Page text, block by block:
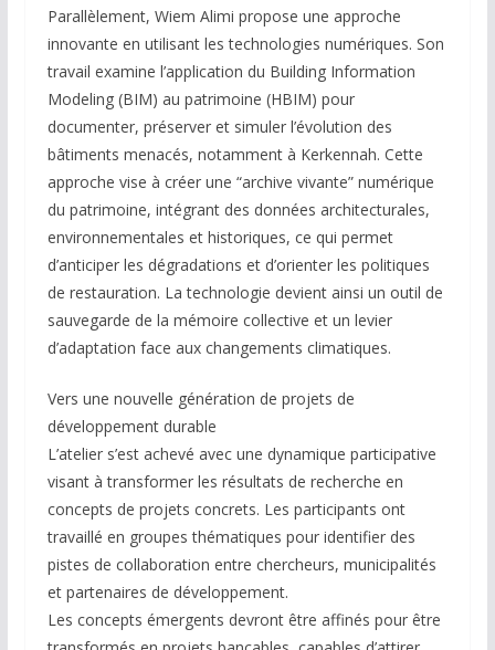
Parallèlement, Wiem Alimi propose une approche
innovante en utilisant les technologies numériques. Son
travail examine l’application du Building Information
Modeling (BIM) au patrimoine (HBIM) pour
documenter, préserver et simuler l’évolution des
bâtiments menacés, notamment à Kerkennah. Cette
approche vise à créer une “archive vivante” numérique
du patrimoine, intégrant des données architecturales,
environnementales et historiques, ce qui permet
d’anticiper les dégradations et d’orienter les politiques
de restauration. La technologie devient ainsi un outil de
sauvegarde de la mémoire collective et un levier
d’adaptation face aux changements climatiques.
Vers une nouvelle génération de projets de
développement durable
L’atelier s’est achevé avec une dynamique participative
visant à transformer les résultats de recherche en
concepts de projets concrets. Les participants ont
travaillé en groupes thématiques pour identifier des
pistes de collaboration entre chercheurs, municipalités
et partenaires de développement.
Les concepts émergents devront être affinés pour être